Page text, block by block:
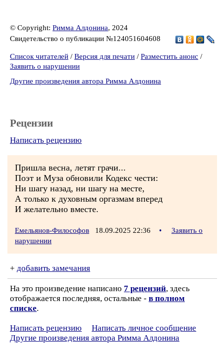
© Copyright: Римма Алдонина, 2024
Свидетельство о публикации №124051604608
Список читателей / Версия для печати / Разместить анонс /
Заявить о нарушении
Другие произведения автора Римма Алдонина
Рецензии
Написать рецензию
Пришла весна, летят грачи...
Поэт и Муза обновили Кодекс чести:
Ни шагу назад, ни шагу на месте,
А только к духовным оргазмам вперед
И желательно вместе.
Емельянов-Философов 18.09.2025 22:36 •
Заявить о
нарушении
+ добавить замечания
На это произведение написано 7 рецензий, здесь
отображается последняя, остальные - в полном
списке.
Написать рецензию
Написать личное сообщение
Другие произведения автора Римма Алдонина